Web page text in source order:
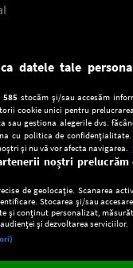
Europa FM
datele tale
585 stocăm și/sau accesăm
cookie unici pentru
sau gestiona alegerile dvs.
cu politica de confidențialitate.
și nu vă vor afecta navigarea.
noștri prelucrăm
de geolocație. Scanarea
Stocarea și/sau
și conținut personalizat,
și dezvoltarea serviciilor.